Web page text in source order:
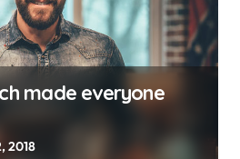
made everyone
2018